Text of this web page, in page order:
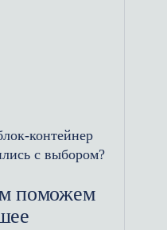
разных целей
контейнер
с выбором?
поможем